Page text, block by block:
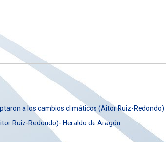
a los cambios climáticos (Aitor Ruiz-Redondo)
Ruiz-Redondo)- Heraldo de Aragón